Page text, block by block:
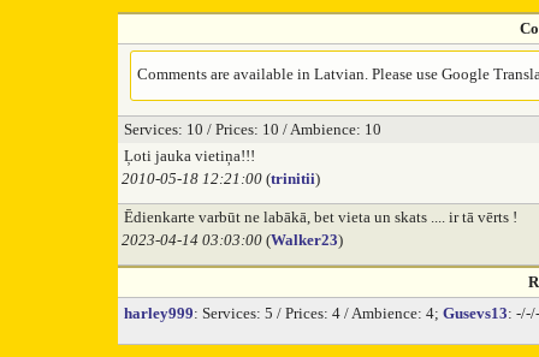
Comments are available in Latvian. Please use Google
Services: 10 / Prices: 10 / Ambience: 10
Ļoti jauka vietiņa!!!
2010-05-18 12:21:00 (trinitii)
Ēdienkarte varbūt ne labākā, bet vieta un skats .... ir tā vērts !
2023-04-14 03:03:00 (Walker23)
harley999: Services: 5 / Prices: 4 / Ambience: 4; Gusevs13: